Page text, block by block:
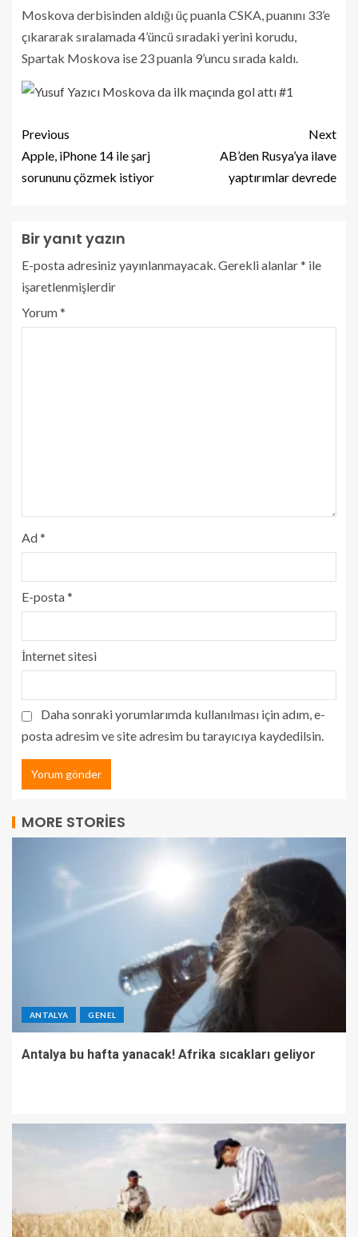
Moskova derbisinden aldığı üç puanla CSKA, puanını 33’e
çıkararak sıralamada 4’üncü sıradaki yerini korudu,
Spartak Moskova ise 23 puanla 9’uncu sırada kaldı.
Previous
Apple, iPhone 14 ile şarj
sorununu çözmek istiyor
Next
AB’den Rusya’ya ilave
yaptırımlar devrede
Bir yanıt yazın
E-posta adresiniz yayınlanmayacak.Gerekli alanlar* ile
işaretlenmişlerdir
Yorum*
Ad*
E-posta*
İnternet sitesi
Daha sonraki yorumlarımda kullanılması için adım, e-
posta adresim ve site adresim bu tarayıcıya kaydedilsin.
MORE STORIES
ANTALYA GENEL
Antalya bu hafta yanacak! Afrika sıcakları geliyor